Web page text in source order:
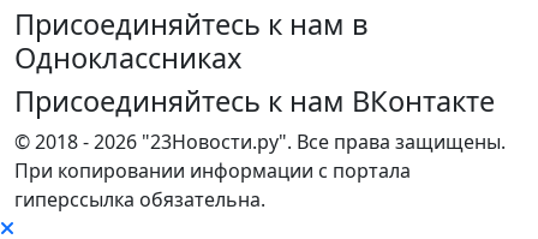
Присоединяйтесь к нам в
Одноклассниках
Присоединяйтесь к нам ВКонтакте
© 2018 - 2026 "23Новости.ру". Все права защищены.
При копировании информации с портала
гиперссылка обязательна.